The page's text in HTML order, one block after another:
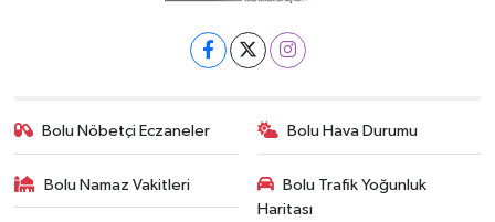
Bolu Nöbetçi Eczaneler Bolu Hava Durumu
Bolu Namaz Vakitleri
Bolu Trafik Yoğunluk
Haritası